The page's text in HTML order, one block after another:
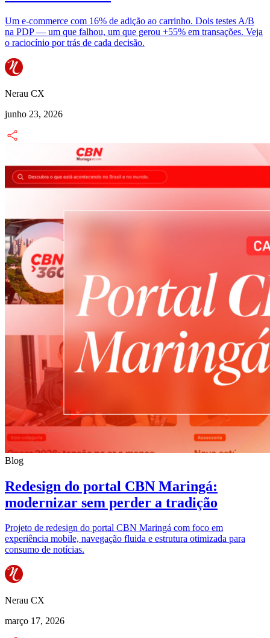
Um e-commerce com 16% de adição ao carrinho. Dois testes A/B
na PDP — um que falhou, um que gerou +55% em transações. Veja
o raciocínio por trás de cada decisão.
Nerau CX
junho 23, 2026
Blog
Redesign do portal CBN Maringá:
modernizar sem perder a tradição
Projeto de redesign do portal CBN Maringá com foco em
experiência mobile, navegação fluida e estrutura otimizada para
consumo de notícias.
Nerau CX
março 17, 2026